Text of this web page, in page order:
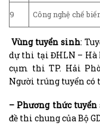
9 Công nghệ chế
Vùng tuyển sinh:
dự thi tại ĐHLN – Hà
cụm thi TP. Hải
Người trúng tuyển có
– Phương thức tuyển
đề thi chung của Bộ